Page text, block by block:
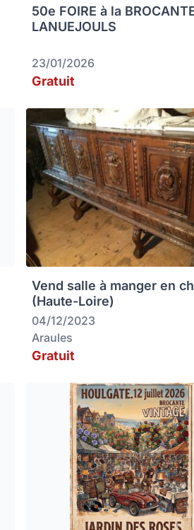
50e FOIRE à la
LANUEJOULS
23/01/2026
Gratuit
Vend salle à manger en
(Haute-Loire)
04/12/2023
Araules
Gratuit